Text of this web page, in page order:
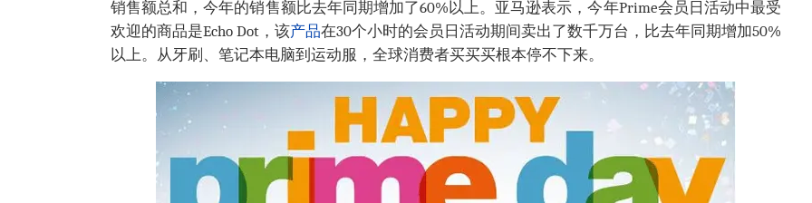
销售额总和，今年的销售额比去年同期增加了60%以上。亚马逊表示，今年Prime会员日活动中最受
欢迎的商品是Echo Dot，该产品在30个小时的会员日活动期间卖出了数千万台，比去年同期增加50%
以上。从牙刷、笔记本电脑到运动服，全球消费者买买买根本停不下来。